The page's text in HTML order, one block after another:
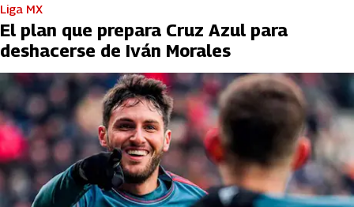
Liga MX
El plan que prepara Cruz Azul para
deshacerse de Iván Morales